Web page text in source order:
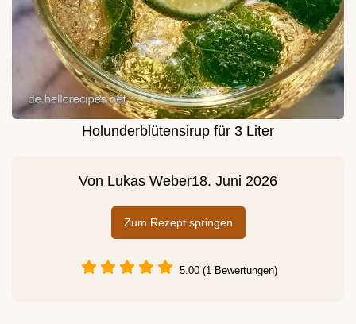
Holunderblütensirup für 3 Liter
Von Lukas Weber18. Juni 2026
Zum Rezept springen
5.00 (1 Bewertungen)